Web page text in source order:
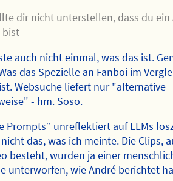
dir nicht unterstellen, dass du ein
bist
auch nicht einmal, was das ist.
das Spezielle an Fanboi im
Websuche liefert nur "alternative
- hm. Soso.
Prompts“ unreflektiert auf LLMs
das, was ich meinte. Die Clips,
besteht, wurden ja einer
unterworfen, wie André berichtet